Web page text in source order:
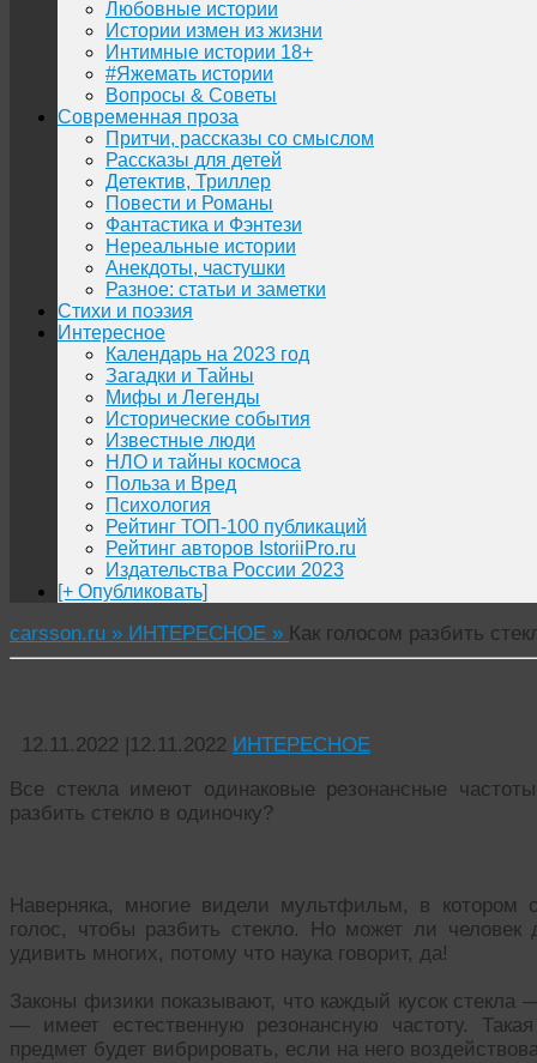
Любовные истории
Истории измен из жизни
Интимные истории 18+
#Яжемать истории
Вопросы & Советы
Современная проза
Притчи, рассказы со смыслом
Рассказы для детей
Детектив, Триллер
Повести и Романы
Фантастика и Фэнтези
Нереальные истории
Анекдоты, частушки
Разное: статьи и заметки
Стихи и поэзия
Интересное
Календарь на 2023 год
Загадки и Тайны
Мифы и Легенды
Исторические события
Известные люди
НЛО и тайны космоса
Польза и Вред
Психология
Рейтинг ТОП-100 публикаций
Рейтинг авторов IstoriiPro.ru
Издательства России 2023
[+ Опубликовать]
carsson.ru » ИНТЕРЕСНОЕ » Как голосом разбить
12.11.2022 |12.11.2022 ИНТЕРЕСНОЕ
Все стекла имеют одинаковые резонансные
разбить стекло в одиночку?
Наверняка, многие видели мультфильм, в котором
голос, чтобы разбить стекло. Но может ли человек
удивить многих, потому что наука говорит, да!
Законы физики показывают, что каждый кусок
— имеет естественную резонансную частоту.
предмет будет вибрировать, если на него